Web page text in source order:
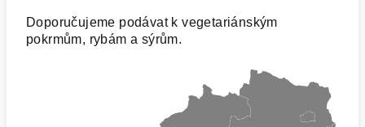
Doporučujeme podávat k vegetariánským
pokrmům, rybám a sýrům.